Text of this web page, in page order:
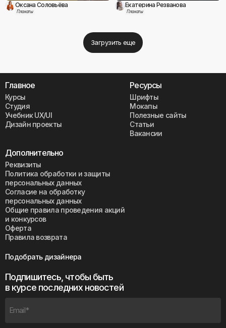
Оксана Соловьёва
Плакаты
Екатерина Резванова
Плакаты
Загрузить еще
Главное
Курсы
Студия
Учебник UX/UI
Дизайн проекты
Ресурсы
Шрифты
Мокапы
Полезные сайты
Статьи
Вакансии
Дополнительно
Реквизиты
Политика обработки и защиты
персональных данных
Согласие на обработку
персональных данных
Общие правила проведения акций
и конкурсов
Оферта
Правила возврата
Подпишитесь, чтобы быть
в курсе последних новостей
Подобрать дизайнера